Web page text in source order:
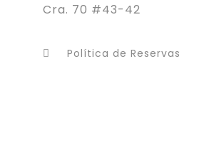
Cra. 70 #43-42
Política de Reservas